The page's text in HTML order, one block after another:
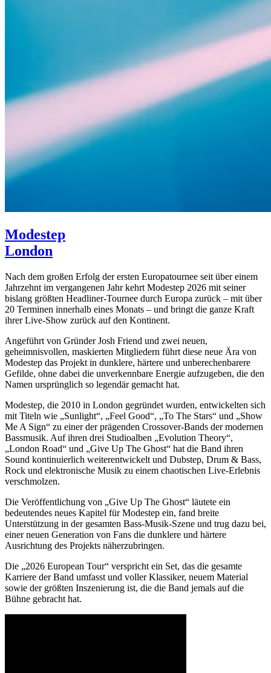
Modestep
London
Nach dem großen Erfolg der ersten Europatournee seit über einem
Jahrzehnt im vergangenen Jahr kehrt Modestep 2026 mit seiner
bislang größten Headliner-Tournee durch Europa zurück – mit über
20 Terminen innerhalb eines Monats – und bringt die ganze Kraft
ihrer Live-Show zurück auf den Kontinent.
Angeführt von Gründer Josh Friend und zwei neuen,
geheimnisvollen, maskierten Mitgliedern führt diese neue Ära von
Modestep das Projekt in dunklere, härtere und unberechenbarere
Gefilde, ohne dabei die unverkennbare Energie aufzugeben, die den
Namen ursprünglich so legendär gemacht hat.
Modestep, die 2010 in London gegründet wurden, entwickelten sich
mit Titeln wie „Sunlight“, „Feel Good“, „To The Stars“ und „Show
Me A Sign“ zu einer der prägenden Crossover-Bands der modernen
Bassmusik. Auf ihren drei Studioalben „Evolution Theory“,
„London Road“ und „Give Up The Ghost“ hat die Band ihren
Sound kontinuierlich weiterentwickelt und Dubstep, Drum & Bass,
Rock und elektronische Musik zu einem chaotischen Live-Erlebnis
verschmolzen.
Die Veröffentlichung von „Give Up The Ghost“ läutete ein
bedeutendes neues Kapitel für Modestep ein, fand breite
Unterstützung in der gesamten Bass-Musik-Szene und trug dazu bei,
einer neuen Generation von Fans die dunklere und härtere
Ausrichtung des Projekts näherzubringen.
Die „2026 European Tour“ verspricht ein Set, das die gesamte
Karriere der Band umfasst und voller Klassiker, neuem Material
sowie der größten Inszenierung ist, die die Band jemals auf die
Bühne gebracht hat.